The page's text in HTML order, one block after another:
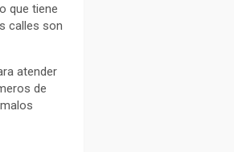
que tiene
calles son
atender
de